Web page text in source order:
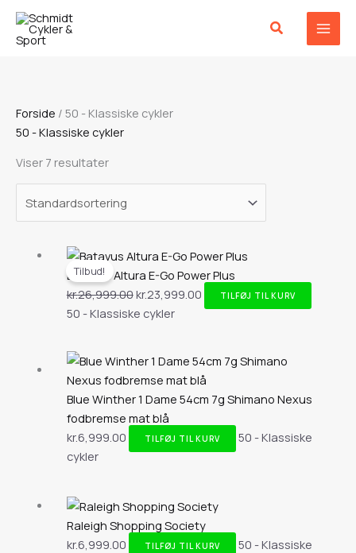
indholdet
Forside / 50 - Klassiske cykler
50 - Klassiske cykler
Viser 7 resultater
Tilbud!
Batavus Altura E-Go Power Plus
kr.26,999.00
Den
oprindelige
pris
var:
kr.23,999.00
Den
aktuelle
pris
er:
TILFØJ TIL KURV
50 - Klassiske cykler
Blue Winther 1 Dame 54cm 7g Shimano Nexus
fodbremse mat blå
kr.6,999.00 TILFØJ TIL KURV
50 - Klassiske
cykler
Raleigh Shopping Society
kr.6,999.00 TILFØJ TIL KURV
50 - Klassiske